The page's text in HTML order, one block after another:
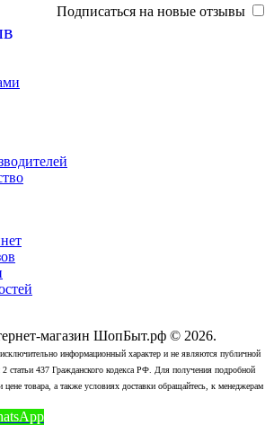
Подписаться на новые отзывы
магазин ШопБыт.рф © 2026.
информационный характер и не являются публичной
статьи 437 Гражданского кодекса РФ. Для получения подробной
цене товара, а также условиях доставки обращайтесь, к менеджерам